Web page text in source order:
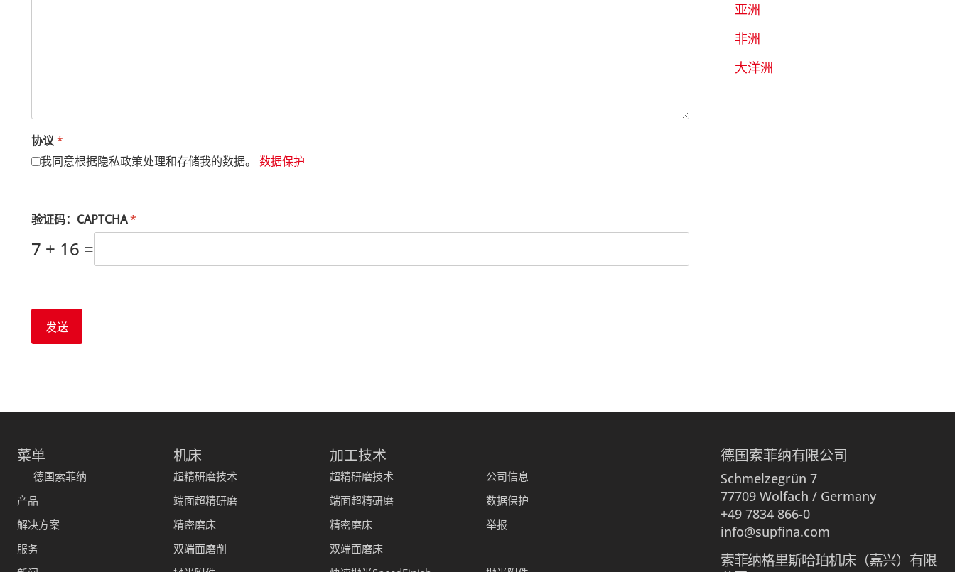
协议*
我同意根据隐私政策处理和存储我的数据。 数据保护
验证码：CAPTCHA*
7 + 16 =
发送
亚洲
非洲
大洋洲
菜单
德国索菲纳
产品
解决方案
服务
机床
超精研磨技术
端面超精研磨
精密磨床
双端面磨削
加工技术
超精研磨技术
端面超精研磨
精密磨床
双端面磨床
公司信息
数据保护
举报
德国索菲纳有限公司
Schmelzegrün 7
77709 Wolfach / Germany
+49 7834 866-0
info@supfina.com
索菲纳格里斯哈珀机床（嘉兴）有限